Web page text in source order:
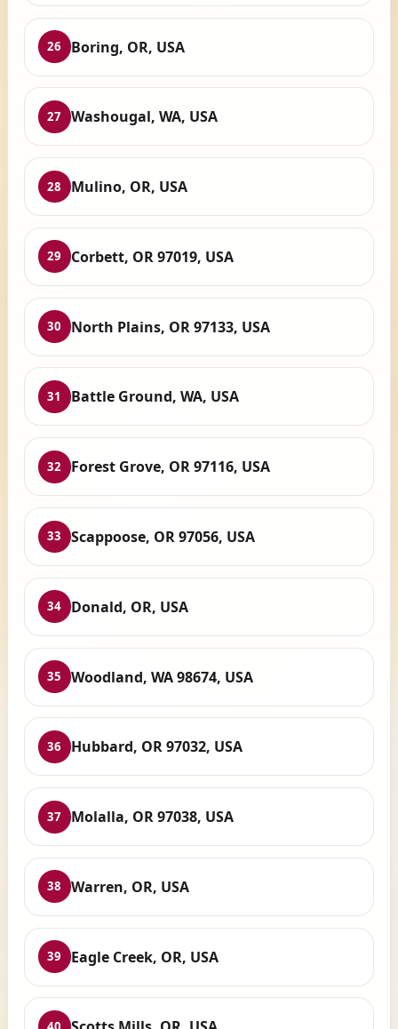
26 Boring, OR, USA
27 Washougal, WA, USA
28 Mulino, OR, USA
29 Corbett, OR 97019, USA
30 North Plains, OR 97133, USA
31 Battle Ground, WA, USA
32 Forest Grove, OR 97116, USA
33 Scappoose, OR 97056, USA
34 Donald, OR, USA
35 Woodland, WA 98674, USA
36 Hubbard, OR 97032, USA
37 Molalla, OR 97038, USA
38 Warren, OR, USA
39 Eagle Creek, OR, USA